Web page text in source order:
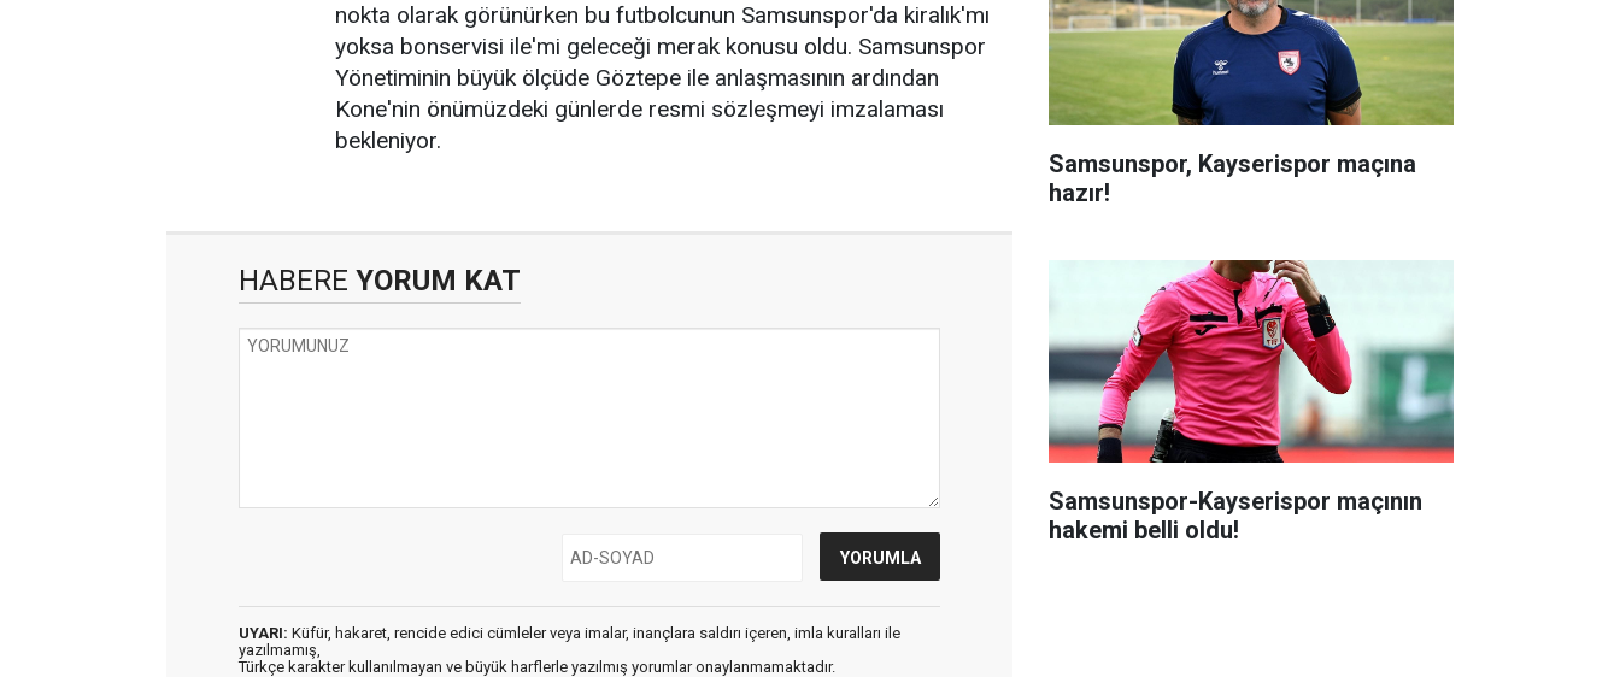
nokta olarak görünürken bu futbolcunun Samsunspor'da kiralık'mı
yoksa bonservisi ile'mi geleceği merak konusu oldu. Samsunspor
Yönetiminin büyük ölçüde Göztepe ile anlaşmasının ardından
Kone'nin önümüzdeki günlerde resmi sözleşmeyi imzalaması
bekleniyor.
HABERE YORUM KAT
UYARI: Küfür, hakaret, rencide edici cümleler veya imalar, inançlara saldırı içeren, imla kuralları ile
yazılmamış,
Türkçe karakter kullanılmayan ve büyük harflerle yazılmış yorumlar onaylanmamaktadır.
Samsunspor, Kayserispor maçına
hazır!
Samsunspor-Kayserispor maçının
hakemi belli oldu!